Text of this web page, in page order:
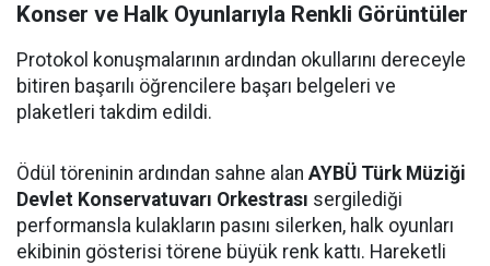
Konser ve Halk Oyunlarıyla Renkli Görüntüler
Protokol konuşmalarının ardından okullarını dereceyle
bitiren başarılı öğrencilere başarı belgeleri ve
plaketleri takdim edildi.
Ödül töreninin ardından sahne alan AYBÜ Türk Müziği
Devlet Konservatuvarı Orkestrası sergilediği
performansla kulakların pasını silerken, halk oyunları
ekibinin gösterisi törene büyük renk kattı. Hareketli